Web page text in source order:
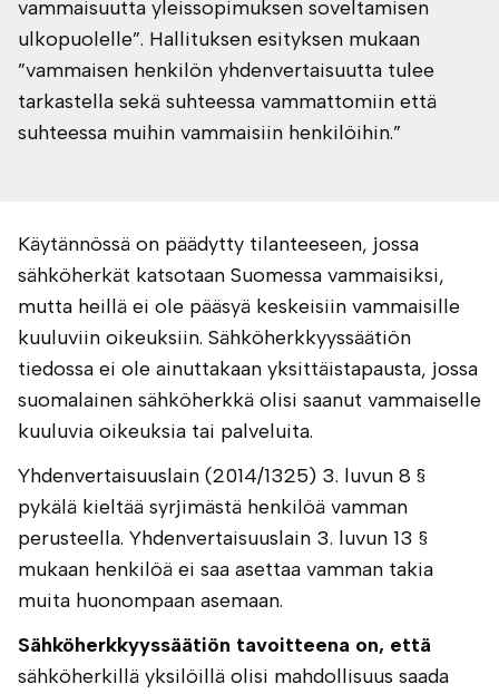
vammaisuutta yleissopimuksen soveltamisen
ulkopuolelle”. Hallituksen esityksen mukaan
”vammaisen henkilön yhdenvertaisuutta tulee
tarkastella sekä suhteessa vammattomiin että
suhteessa muihin vammaisiin henkilöihin.”
Käytännössä on päädytty tilanteeseen, jossa
sähköherkät katsotaan Suomessa vammaisiksi,
mutta heillä ei ole pääsyä keskeisiin vammaisille
kuuluviin oikeuksiin. Sähköherkkyyssäätiön
tiedossa ei ole ainuttakaan yksittäistapausta, jossa
suomalainen sähköherkkä olisi saanut vammaiselle
kuuluvia oikeuksia tai palveluita.
Yhdenvertaisuuslain (2014/1325) 3. luvun 8 §
pykälä kieltää syrjimästä henkilöä vamman
perusteella. Yhdenvertaisuuslain 3. luvun 13 §
mukaan henkilöä ei saa asettaa vamman takia
muita huonompaan asemaan.
Sähköherkkyyssäätiön tavoitteena on, että
sähköherkillä yksilöillä olisi mahdollisuus saada